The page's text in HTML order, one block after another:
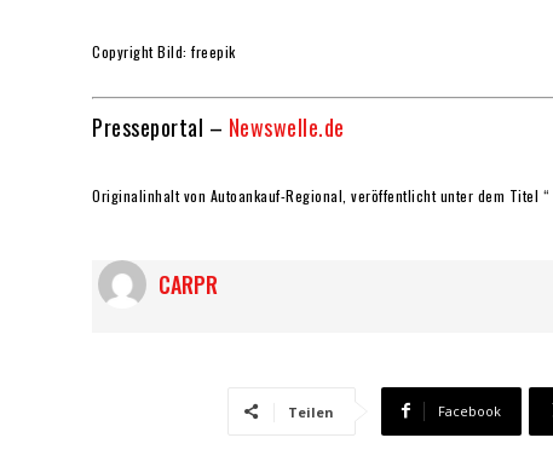
Copyright Bild: freepik
Presseportal – Newswelle.de
Originalinhalt von Autoankauf-Regional, veröffentlicht unter dem Titel “
CARPR
Teilen Facebook